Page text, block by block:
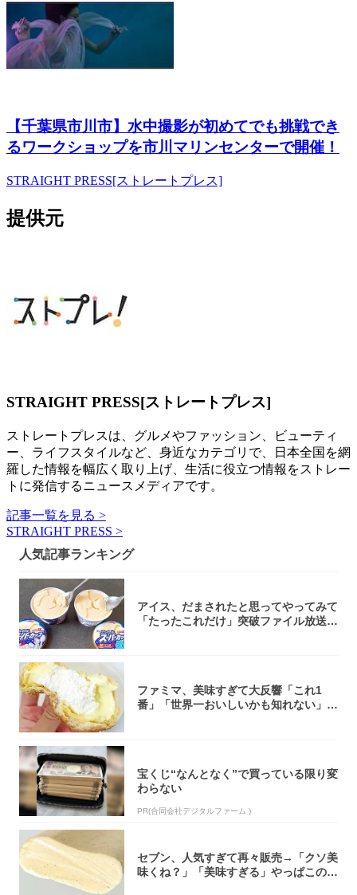
【千葉県市川市】水中撮影が初めてでも挑戦でき
るワークショップを市川マリンセンターで開催！
STRAIGHT PRESS[ストレートプレス]
提供元
STRAIGHT PRESS[ストレートプレス]
ストレートプレスは、グルメやファッション、ビューティ
ー、ライフスタイルなど、身近なカテゴリで、日本全国を網
羅した情報を幅広く取り上げ、生活に役立つ情報をストレー
トに発信するニュースメディアです。
記事一覧を見る >
STRAIGHT PRESS >
人気記事ランキング
アイス、だまされたと思ってやってみて
「たったこれだけ」突破ファイル放送で
ファミマ、美味すぎて大反響「これ1
番」「世界一おいしいかも知れない」
宝くじ“なんとなく”で買っている限り変
わらない
PR(合同会社デジタルファーム )
セブン、人気すぎて再々販売→「クソ美
味くね？」「美味すぎる」やっぱこのク